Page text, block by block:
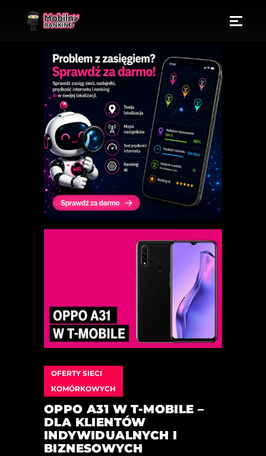
OFERTY SIECI
KOMÓRKOWYCH
OPPO A31 W T-MOBILE –
DLA KLIENTÓW
INDYWIDUALNYCH I
BIZNESOWYCH